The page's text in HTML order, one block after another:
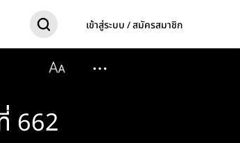
เข้าสู่ระบบ / สมัครสมาชิก
662